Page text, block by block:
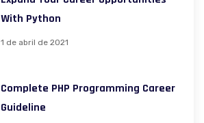
With Python
1 de abril de 2021
Complete PHP Programming Career
Guideline